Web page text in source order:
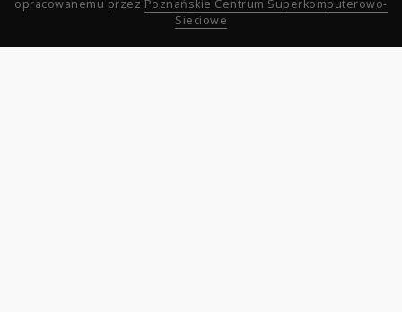
opracowanemu przez Poznańskie Centrum Superkomputerowo-
Sieciowe